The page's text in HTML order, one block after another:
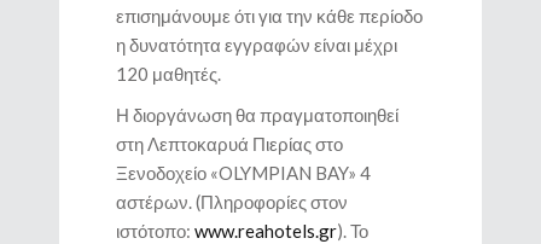
επισημάνουμε ότι για την κάθε περίοδο
η δυνατότητα εγγραφών είναι μέχρι
120 μαθητές.
Η διοργάνωση θα πραγματοποιηθεί
στη Λεπτοκαρυά Πιερίας στο
Ξενοδοχείο «OLYMPIAN BAY» 4
αστέρων. (Πληροφορίες στον
ιστότοπο: www.reahotels.gr). Το